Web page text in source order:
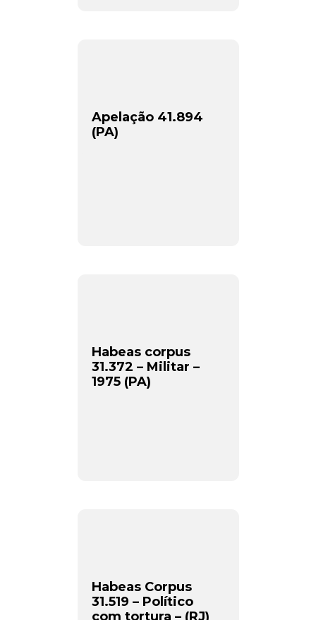
Apelação 41.894
(PA)
Habeas corpus
31.372 – Militar –
1975 (PA)
Habeas Corpus
31.519 – Político
com tortura – (RJ)